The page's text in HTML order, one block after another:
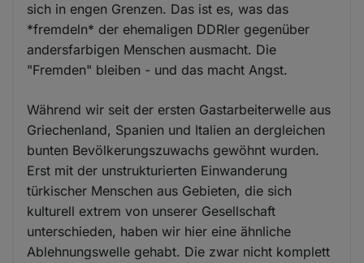
sich in engen Grenzen. Das ist es, was das
*fremdeln* der ehemaligen DDRler gegenüber
andersfarbigen Menschen ausmacht. Die
"Fremden" bleiben - und das macht Angst.
Während wir seit der ersten Gastarbeiterwelle aus
Griechenland, Spanien und Italien an dergleichen
bunten Bevölkerungszuwachs gewöhnt wurden.
Erst mit der unstrukturierten Einwanderung
türkischer Menschen aus Gebieten, die sich
kulturell extrem von unserer Gesellschaft
unterschieden, haben wir hier eine ähnliche
Ablehnungswelle gehabt. Die zwar nicht komplett